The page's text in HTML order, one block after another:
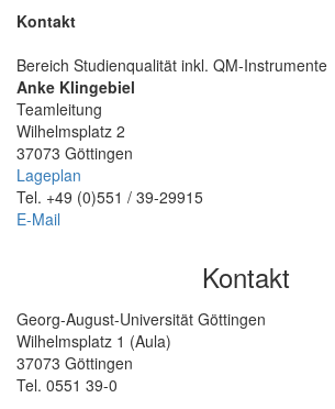
Kontakt
Bereich Studienqualität inkl. QM-Instrumente
Anke Klingebiel
Teamleitung
Wilhelmsplatz 2
37073 Göttingen
Lageplan
Tel. +49 (0)551 / 39-29915
E-Mail
Kontakt
Georg-August-Universität Göttingen
Wilhelmsplatz 1 (Aula)
37073 Göttingen
Tel. 0551 39-0